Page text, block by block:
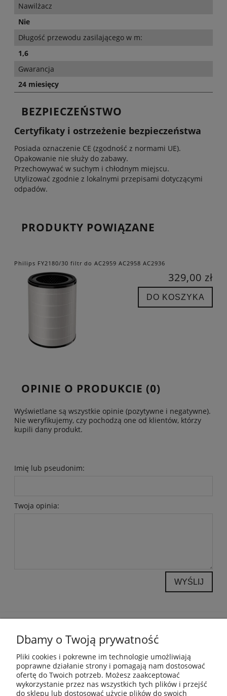
Nawilżacz
Nie
Długość przewodu zasilającego w m:
1,6
Gwarancja
24 miesięcy
BEZPIECZEŃSTWO
Certyfikaty i ostrzeżenie bezpieczeństwa
Posiada oznaczenie CE (zgodność z normami UE).
Opakowanie nie służy do zabawy.
Przechowywać w suchym i chłodnym miejscu.
Utylizować zgodnie z lokalnymi przepisami dotyczącymi
odpadów.
PRODUKTY POWIĄZANE
Philips FY2180/30 filtr do AC2959 AC2958 AC2936
329,00 zł
DO KOSZYKA
OPINIE O PRODUKCIE (0)
Wyświetlane są wszystkie opinie (pozytywne i negatywne).
Nie weryfikujemy, czy pochodzą one od klientów, którzy
kupili dany produkt.
Imię lub pseudonim:
Twoja opinia:
WYŚLIJ
INFORMACJE
PŁATNOŚCI I DOSTAWA
Dbamy o Twoją prywatność
Pliki cookies i pokrewne im technologie umożliwiają
poprawne działanie strony i pomagają nam dostosować
ofertę do Twoich potrzeb. Możesz zaakceptować
wykorzystanie przez nas wszystkich tych plików i przejść
do sklepu lub dostosować użycie plików do swoich